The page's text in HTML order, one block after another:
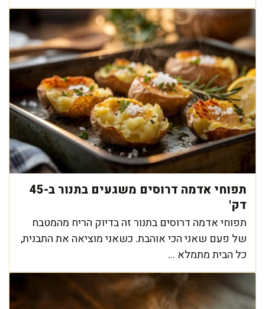
תפוחי אדמה דרוסים משגעים בתנור ב-45
דק'
תפוחי אדמה דרוסים בתנור זה בדיוק הריח מהמטבח
של פעם שאני הכי אוהבת. כשאני מוציאה את התבנית,
כל הבית מתמלא ...